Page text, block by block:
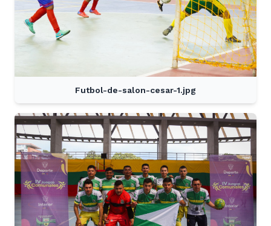
Futbol-de-salon-cesar-1.jpg